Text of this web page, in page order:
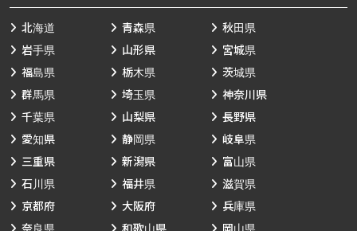
北海道 青森県
秋田県
岩手県
山形県
宮城県
福島県
栃木県
茨城県
群馬県
埼玉県
神奈川県
千葉県
山梨県
長野県
愛知県
静岡県
岐阜県
三重県
新潟県
富山県
石川県
福井県
滋賀県
京都府
大阪府
兵庫県